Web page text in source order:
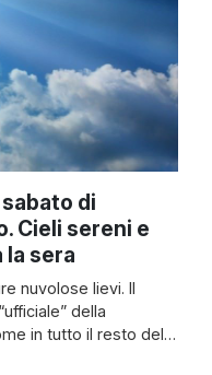
di
Cieli sereni e
la sera
nuvolose lievi. Il
della
in tutto il resto della
di domani, 27